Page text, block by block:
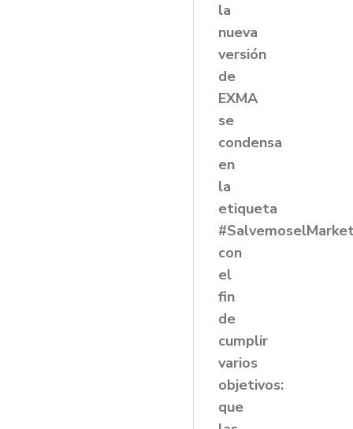
la
nueva
versión
de
EXMA
se
condensa
en
la
etiqueta
con
el
fin
de
cumplir
varios
objetivos:
que